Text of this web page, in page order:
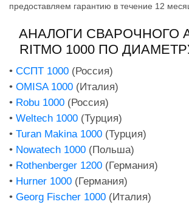
предоставляем гарантию в течение 12
АНАЛОГИ СВАРОЧНОГО
RITMO 1000 ПО
• ССПТ 1000 (Россия)
• OMISA 1000 (Италия)
• Robu 1000 (Россия)
• Weltech 1000 (Турция)
• Turan Makina 1000 (Турция)
• Nowatech 1000 (Польша)
• Rothenberger 1200 (Германия)
• Hurner 1000 (Германия)
• Georg Fischer 1000 (Италия)